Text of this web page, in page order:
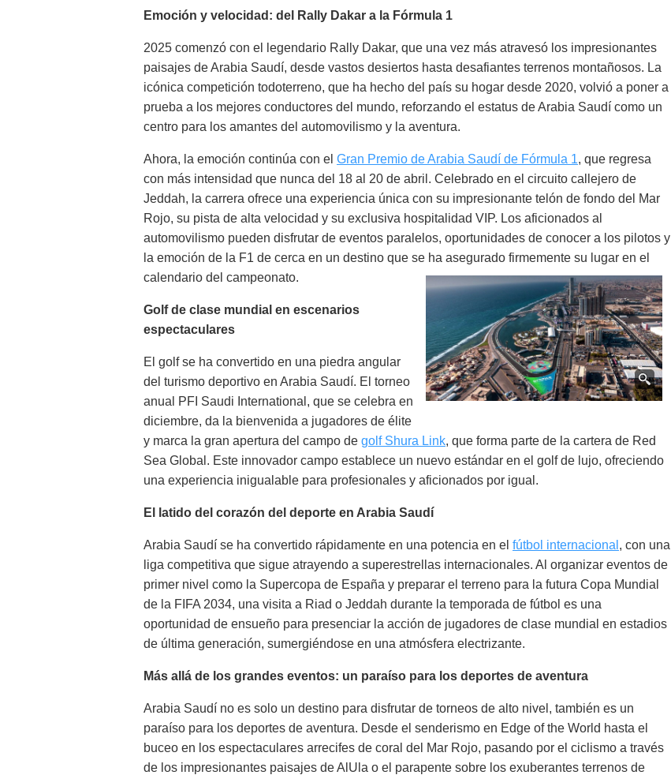
Emoción y velocidad: del Rally Dakar a la Fórmula 1
2025 comenzó con el legendario Rally Dakar, que una vez más atravesó los impresionantes
paisajes de Arabia Saudí, desde vastos desiertos hasta desafiantes terrenos montañosos. La
icónica competición todoterreno, que ha hecho del país su hogar desde 2020, volvió a poner a
prueba a los mejores conductores del mundo, reforzando el estatus de Arabia Saudí como un
centro para los amantes del automovilismo y la aventura.
Ahora, la emoción continúa con el Gran Premio de Arabia Saudí de Fórmula 1, que regresa
con más intensidad que nunca del 18 al 20 de abril. Celebrado en el circuito callejero de
Jeddah, la carrera ofrece una experiencia única con su impresionante telón de fondo del Mar
Rojo, su pista de alta velocidad y su exclusiva hospitalidad VIP. Los aficionados al
automovilismo pueden disfrutar de eventos paralelos, oportunidades de conocer a los pilotos y
la emoción de la F1 de cerca en un destino que se ha asegurado firmemente su lugar en el
calendario del campeonato.
Golf de clase mundial en escenarios
espectaculares
El golf se ha convertido en una piedra angular
del turismo deportivo en Arabia Saudí. El torneo
anual PFI Saudi International, que se celebra en
diciembre, da la bienvenida a jugadores de élite
y marca la gran apertura del campo de golf Shura Link, que forma parte de la cartera de Red
Sea Global. Este innovador campo establece un nuevo estándar en el golf de lujo, ofreciendo
una experiencia inigualable para profesionales y aficionados por igual.
El latido del corazón del deporte en Arabia Saudí
Arabia Saudí se ha convertido rápidamente en una potencia en el fútbol internacional , con una
liga competitiva que sigue atrayendo a superestrellas internacionales. Al organizar eventos de
primer nivel como la Supercopa de España y preparar el terreno para la futura Copa Mundial
de la FIFA 2034, una visita a Riad o Jeddah durante la temporada de fútbol es una
oportunidad de ensueño para presenciar la acción de jugadores de clase mundial en estadios
de última generación, sumergiéndose en una atmósfera electrizante.
Más allá de los grandes eventos: un paraíso para los deportes de aventura
Arabia Saudí no es solo un destino para disfrutar de torneos de alto nivel, también es un
paraíso para los deportes de aventura. Desde el senderismo en Edge of the World hasta el
buceo en los espectaculares arrecifes de coral del Mar Rojo, pasando por el ciclismo a través
de los impresionantes paisajes de AlUla o el parapente sobre los exuberantes terrenos de